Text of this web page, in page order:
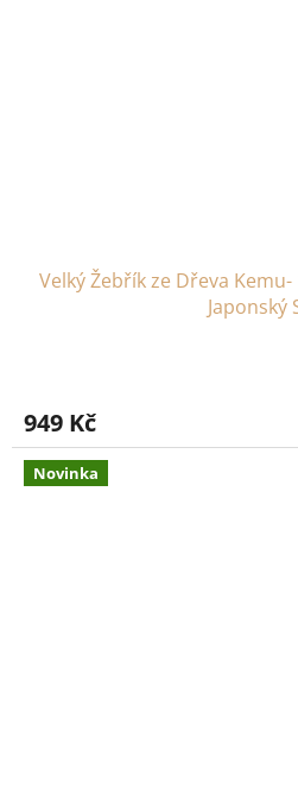
Velký Žebřík ze Dřeva
Japonský
949 Kč
Novinka